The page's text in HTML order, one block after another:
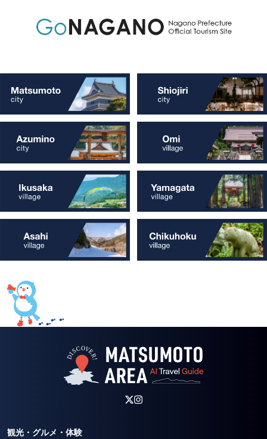
観光・グルメ・体験